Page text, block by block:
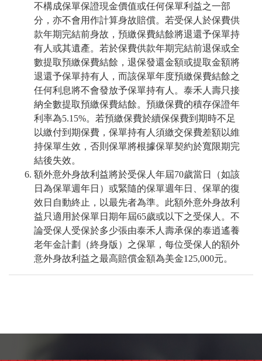
不構成保單保證現金價值或任何保單利益之一部
分，亦不會用作計算身故賠償。若受保人於保費供
款年期完結前身故，預繳保費結餘將退還予保單持
有人或其遺產。若於保費供款年期完結前退保或全
數提取預繳保費結餘，退保發還金額或提取金額將
退還予保單持有人，而該保單年度預繳保費結餘之
任何利息將不會發放予保單持有人。泰禾人壽只接
納全數提取預繳保費結餘。預繳保費的積存保證年
利率為5.15%。若預繳保費於續保保費到期時不足
以繳付到期保費，保單持有人須繳交保費差額以維
持保單生效，否則保單將根據保單契約於寬限期完
結後失效。
額外意外身故利益將於受保人年屆70歲當日（如該
日為保單週年日）或緊隨的保單週年日、保單的復
效日自動終止，以最先者為準。此額外意外身故利
益只適用於保單日期年屆65歲或以下之受保人。不
論受保人受保於多少張由泰禾人壽承保的泰逍遙養
老年金計劃（終身版）之保單，每位受保人的額外
意外身故利益之最高賠償金額為美金125,000元。